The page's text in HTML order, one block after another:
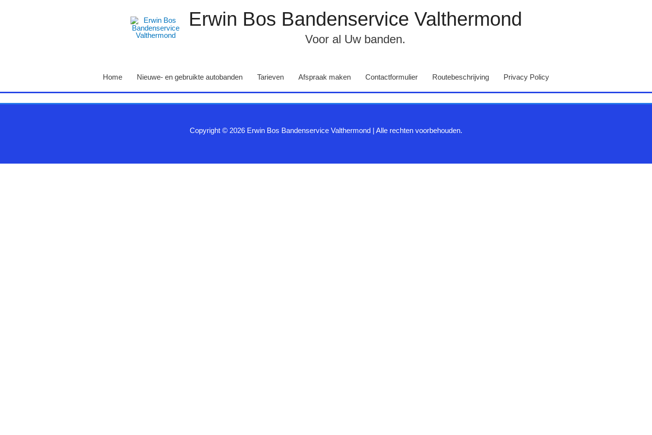
Erwin Bos Bandenservice Valthermond
Voor al Uw banden.
Home Nieuwe- en gebruikte autobanden Tarieven Afspraak maken Contactformulier Routebeschrijving Privacy Policy
Copyright © 2026 Erwin Bos Bandenservice Valthermond | Alle rechten voorbehouden.